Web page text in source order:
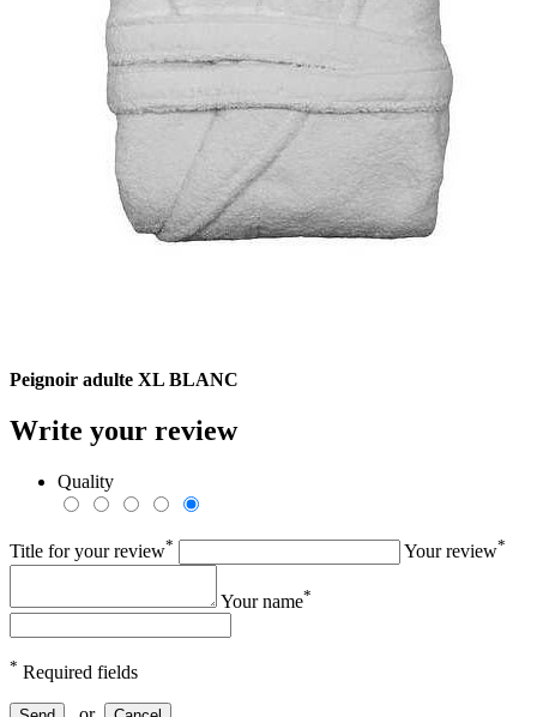
Peignoir adulte XL BLANC
Write your review
Quality
Title for your review* Your review*
Your name*
* Required fields